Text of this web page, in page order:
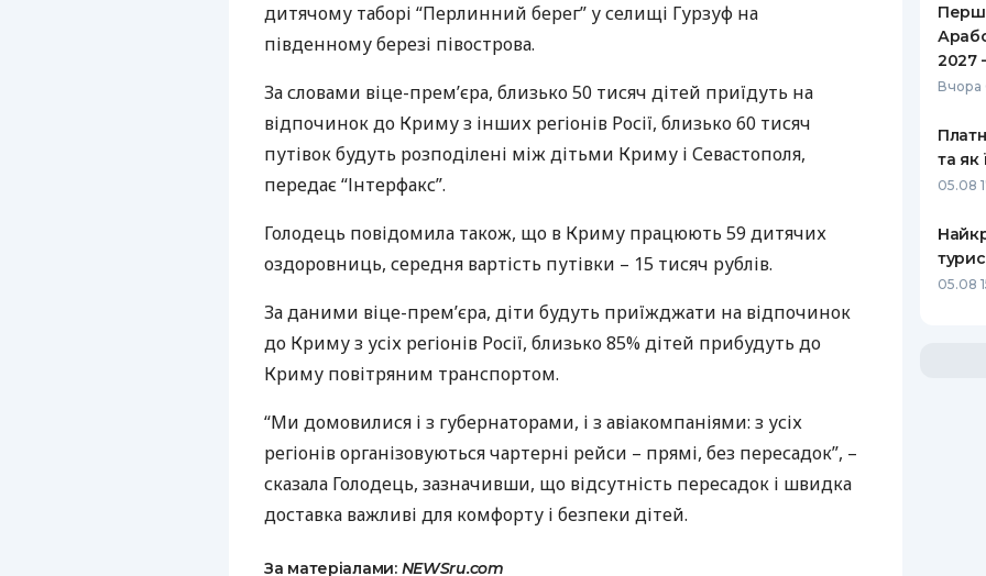
дитячому таборі “Перлинний берег” у селищі Гурзуф на
південному березі півострова.
За словами віце-прем’єра, близько 50 тисяч дітей приїдуть на
відпочинок до Криму з інших регіонів Росії, близько 60 тисяч
путівок будуть розподілені між дітьми Криму і Севастополя,
передає “Інтерфакс”.
Голодець повідомила також, що в Криму працюють 59 дитячих
оздоровниць, середня вартість путівки – 15 тисяч рублів.
За даними віце-прем’єра, діти будуть приїжджати на відпочинок
до Криму з усіх регіонів Росії, близько 85% дітей прибудуть до
Криму повітряним транспортом.
“Ми домовилися і з губернаторами, і з авіакомпаніями: з усіх
регіонів організовуються чартерні рейси – прямі, без пересадок”, –
сказала Голодець, зазначивши, що відсутність пересадок і швидка
доставка важливі для комфорту і безпеки дітей.
За матеріалами: NEWSru.com
2027
Вчора
та як
05.08
05.08